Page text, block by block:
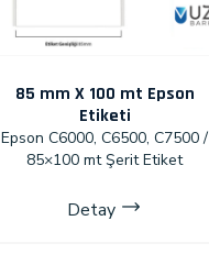
85 mm X 100 mt Epson
Etiketi
Epson C6000, C6500, C7500 /
85×100 mt Şerit Etiket
Detay